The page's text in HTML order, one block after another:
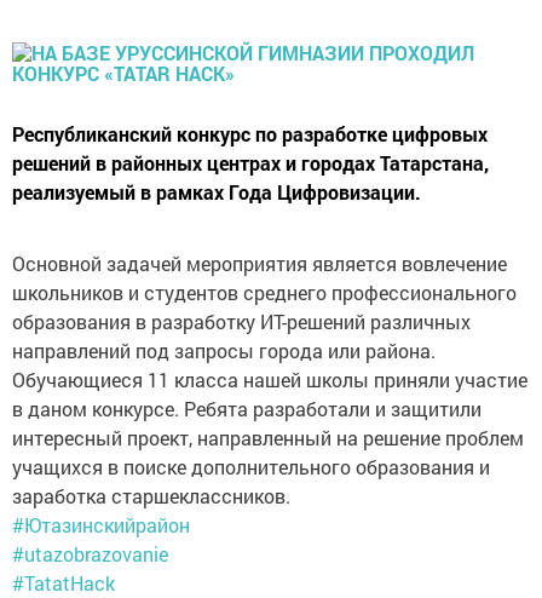
Республиканский конкурс по разработке цифровых
решений в районных центрах и городах Татарстана,
реализуемый в рамках Года Цифровизации.
Основной задачей мероприятия является вовлечение
школьников и студентов среднего профессионального
образования в разработку ИТ-решений различных
направлений под запросы города или района.
Обучающиеся 11 класса нашей школы приняли участие
в даном конкурсе. Ребята разработали и защитили
интересный проект, направленный на решение проблем
учащихся в поиске дополнительного образования и
заработка старшеклассников.
#Ютазинскийрайон
#utazobrazovanie
#TatatHack